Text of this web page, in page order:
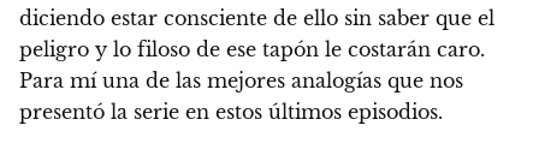
diciendo estar consciente de ello sin saber que el
peligro y lo filoso de ese tapón le costarán caro.
Para mí una de las mejores analogías que nos
presentó la serie en estos últimos episodios.